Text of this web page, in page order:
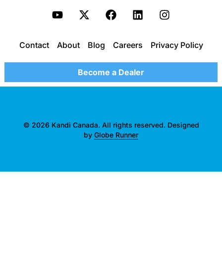
Contact About Blog Careers Privacy Policy
Become a Dealer
© 2026 Kandi Canada. All rights reserved. Designed
by Globe Runner